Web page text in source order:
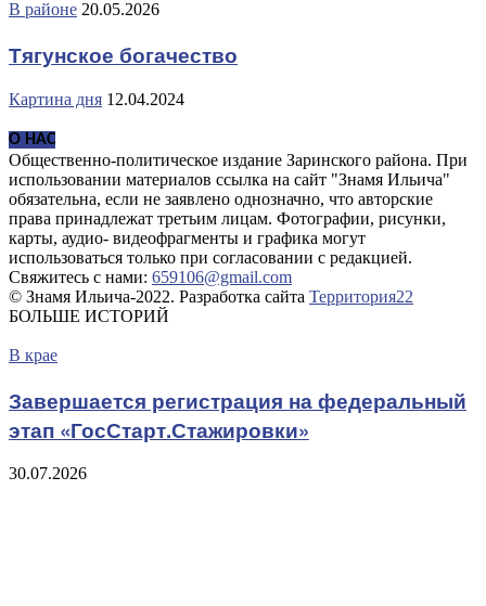
В районе 20.05.2026
Тягунское богачество
Картина дня 12.04.2024
О НАС
Общественно-политическое издание Заринского района. При
использовании материалов ссылка на сайт "Знамя Ильича"
обязательна, если не заявлено однозначно, что авторские
права принадлежат третьим лицам. Фотографии, рисунки,
карты, аудио- видеофрагменты и графика могут
использоваться только при согласовании с редакцией.
Свяжитесь с нами: 659106@gmail.com
© Знамя Ильича-2022. Разработка сайта Территория22
БОЛЬШЕ ИСТОРИЙ
В крае
Завершается регистрация на федеральный
этап «ГосСтарт.Стажировки»
30.07.2026